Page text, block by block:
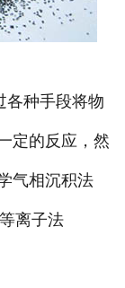
种手段将物
定的反应，然
气相沉积法
离子法